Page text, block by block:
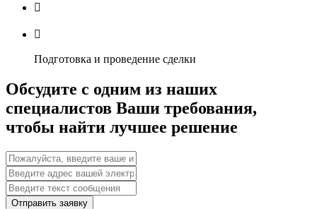


Подготовка и проведение сделки
Обсудите с одним из наших
специалистов Ваши требования,
чтобы найти лучшее решение
Отправить заявку